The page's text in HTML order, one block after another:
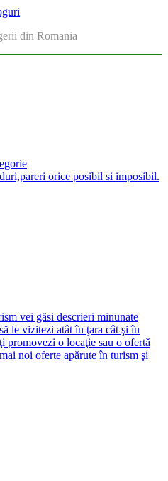
din Romania
orice posibil si imposibil.
vei găsi descrieri minunate
le vizitezi atât în ţara cât şi în
promovezi o locaţie sau o ofertă
noi oferte apărute în turism şi